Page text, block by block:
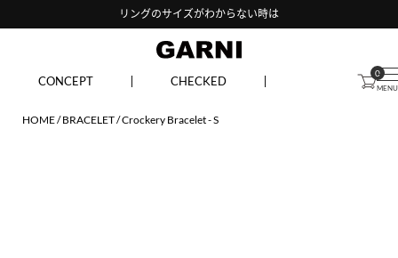
リングのサイズがわからない時は
CONCEPT CHECKED
0
HOME BRACELET Crockery Bracelet - S